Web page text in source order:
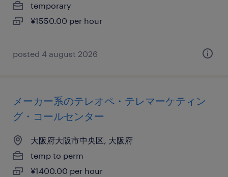
temporary
¥1550.00 per hour
posted 4 august 2026
メーカー系のテレオペ・テレマーケティン
グ・コールセンター
大阪府大阪市中央区, 大阪府
temp to perm
¥1400.00 per hour